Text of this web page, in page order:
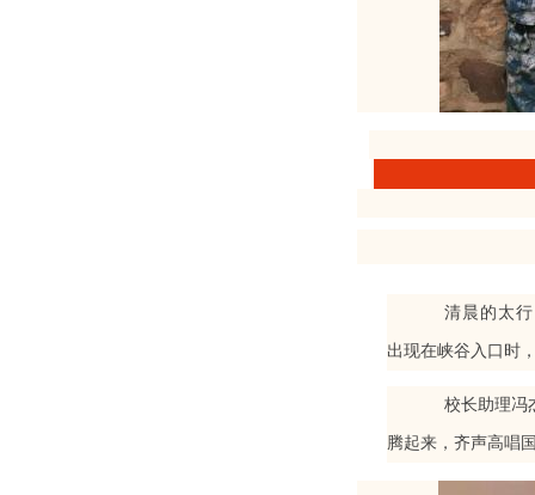
清晨的太行
出现在峡谷入口时
校长助理冯
腾起来，齐声高唱